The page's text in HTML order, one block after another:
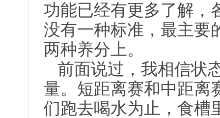
功能已经有更多了解，
没有一种标准，最主要
两种养分上。
前面说过，我相信状
量。短距离赛和中距离
们跑去喝水为止，食槽